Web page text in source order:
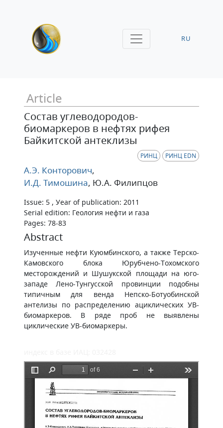
RU
Article
Состав углеводородов-
биомаркеров в нефтях рифея
Байкитской антеклизы
РИНЦ РИНЦ EDN
А.Э. Конторович,
И.Д. Тимошина, Ю.А. Филипцов
Issue: 5 , Уear of publication: 2011
Serial edition: Геология нефти и газа
Pages: 78-83
Abstract
Изученные нефти Куюмбинского, а также Терско-
Камовского блока Юрубчено-Тохомского
месторождений и Шушукской площади на юго-
западе Лено-Тунгусской провинции подобны
типичным для венда Непско-Ботуобинской
антелизы по распределению ациклических УВ-
биомаркеров. В ряде проб не выявлены
циклические УВ-биомаркеры.